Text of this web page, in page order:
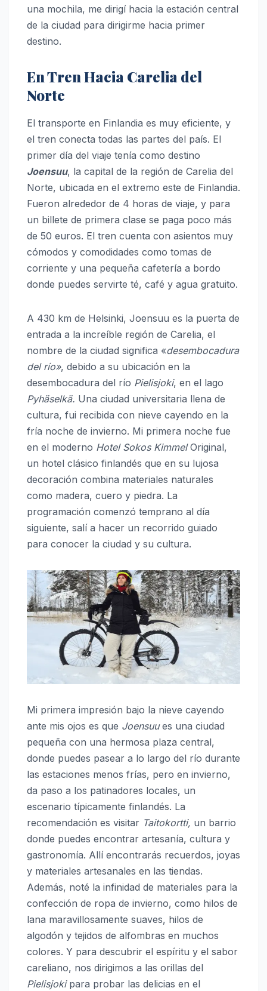
una mochila, me dirigí hacia la estación central
de la ciudad para dirigirme hacia primer
destino.
En Tren Hacia Carelia del
Norte
El transporte en Finlandia es muy eficiente, y
el tren conecta todas las partes del país. El
primer día del viaje tenía como destino
Joensuu, la capital de la región de Carelia del
Norte, ubicada en el extremo este de Finlandia.
Fueron alrededor de 4 horas de viaje, y para
un billete de primera clase se paga poco más
de 50 euros. El tren cuenta con asientos muy
cómodos y comodidades como tomas de
corriente y una pequeña cafetería a bordo
donde puedes servirte té, café y agua gratuito.
A 430 km de Helsinki, Joensuu es la puerta de
entrada a la increíble región de Carelia, el
nombre de la ciudad significa «desembocadura
del río», debido a su ubicación en la
desembocadura del río Pielisjoki, en el lago
Pyhäselkä. Una ciudad universitaria llena de
cultura, fui recibida con nieve cayendo en la
fría noche de invierno. Mi primera noche fue
en el moderno Hotel Sokos KimmelOriginal,
un hotel clásico finlandés que en su lujosa
decoración combina materiales naturales
como madera, cuero y piedra. La
programación comenzó temprano al día
siguiente, salí a hacer un recorrido guiado
para conocer la ciudad y su cultura.
Mi primera impresión bajo la nieve cayendo
ante mis ojos es que Joensuues una ciudad
pequeña con una hermosa plaza central,
donde puedes pasear a lo largo del río durante
las estaciones menos frías, pero en invierno,
da paso a los patinadores locales, un
escenario típicamente finlandés. La
recomendación es visitar Taitokortti, un barrio
donde puedes encontrar artesanía, cultura y
gastronomía. Allí encontrarás recuerdos, joyas
y materiales artesanales en las tiendas.
Además, noté la infinidad de materiales para la
confección de ropa de invierno, como hilos de
lana maravillosamente suaves, hilos de
algodón y tejidos de alfombras en muchos
colores. Y para descubrir el espíritu y el sabor
careliano, nos dirigimos a las orillas del
Pielisjoki para probar las delicias en el